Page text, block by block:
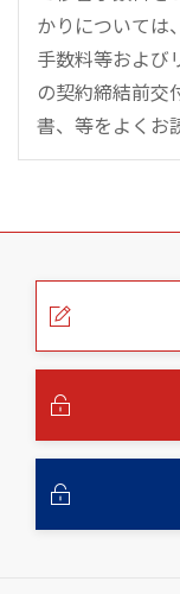
かりについては
手数料等および
の契約締結前交
書、等をよくお
こ